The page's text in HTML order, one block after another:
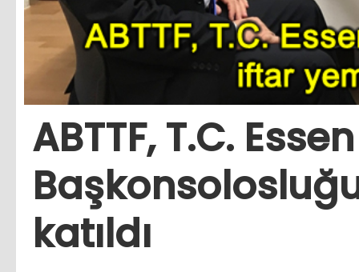
ABTTF, T.C. Essen
katıldı